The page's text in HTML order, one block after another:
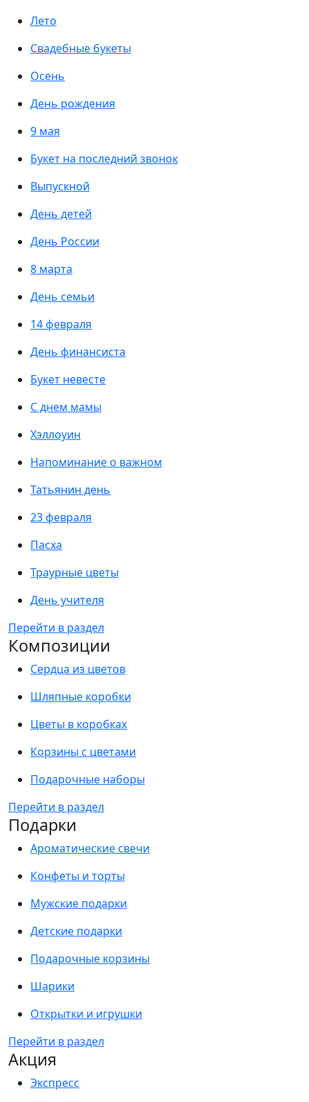
Лето
Свадебные букеты
Осень
День рождения
9 мая
Букет на последний звонок
Выпускной
День детей
День России
8 марта
День семьи
14 февраля
День финансиста
Букет невесте
С днем мамы
Хэллоуин
Напоминание о важном
Татьянин день
23 февраля
Пасха
Траурные цветы
День учителя
Перейти в раздел
Композиции
Сердца из цветов
Шляпные коробки
Цветы в коробках
Корзины с цветами
Подарочные наборы
Перейти в раздел
Подарки
Ароматические свечи
Конфеты и торты
Мужские подарки
Детские подарки
Подарочные корзины
Шарики
Открытки и игрушки
Перейти в раздел
Акция
Экспресс